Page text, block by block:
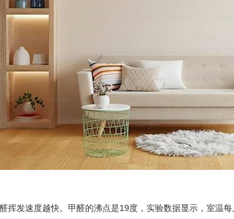
发速度越快。甲醛的沸点是19度，实验数据显示，室温每